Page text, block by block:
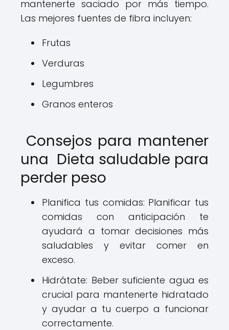
mantenerte saciado por más tiempo.
Las mejores fuentes de fibra incluyen:
Frutas
Verduras
Legumbres
Granos enteros
Consejos para mantener
una Dieta saludable para
perder peso
Planifica tus comidas: Planificar tus
comidas con anticipación te
ayudará a tomar decisiones más
saludables y evitar comer en
exceso.
Hidrátate: Beber suficiente agua es
crucial para mantenerte hidratado
y ayudar a tu cuerpo a funcionar
correctamente.